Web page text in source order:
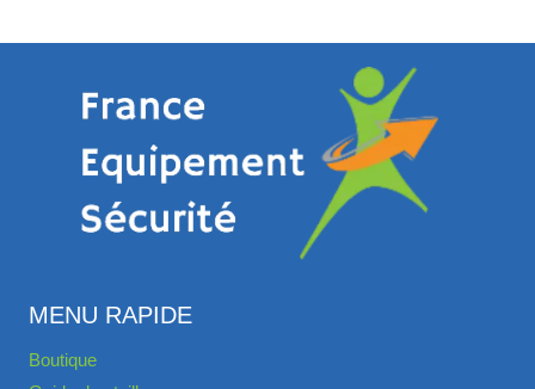
MENU RAPIDE
Boutique